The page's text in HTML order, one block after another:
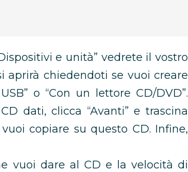
e unità” vedrete il vostro
aprirà chiedendoti se vuoi creare
o “Con un lettore CD/DVD”.
dati, clicca “Avanti” e trascina
copiare su questo CD. Infine,
vuoi dare al CD e la velocità di